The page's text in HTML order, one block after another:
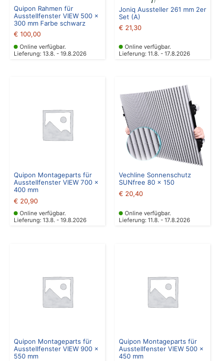
Quipon Rahmen für
Ausstellfenster VIEW 500 x
300 mm Farbe schwarz
€ 100,00
Online verfügbar.
Lieferung: 13.8. - 19.8.2026
Joniq Aussteller 261 mm 2er
Set (A)
€ 21,30
Online verfügbar.
Lieferung: 11.8. - 17.8.2026
Quipon Montageparts für
Ausstellfenster VIEW 700 x
400 mm
€ 20,90
Online verfügbar.
Lieferung: 13.8. - 19.8.2026
Vechline Sonnenschutz
SUNfree 80 x 150
€ 20,40
Online verfügbar.
Lieferung: 11.8. - 17.8.2026
Quipon Montageparts für
Ausstellfenster VIEW 900 x
550 mm
Quipon Montageparts für
Ausstellfenster VIEW 500 x
450 mm